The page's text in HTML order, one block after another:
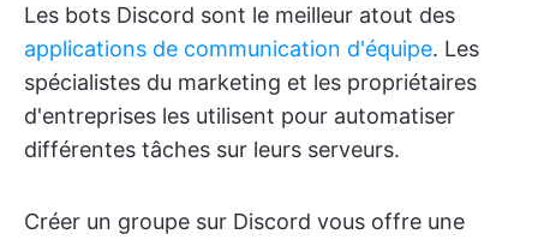
Les bots Discord sont le meilleur atout des
applications de communication d'équipe. Les
spécialistes du marketing et les propriétaires
d'entreprises les utilisent pour automatiser
différentes tâches sur leurs serveurs.
Créer un groupe sur Discord vous offre une